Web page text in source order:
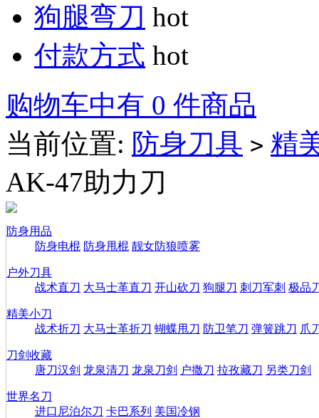
狗腿弯刀 hot
付款方式 hot
购物车中有 0 件商品
当前位置: 防身刀具 > 精
AK-47助力刀
防身用品
防身电棍 防身甩棍 靓女防狼喷雾
户外刀具
战术直刀 大马士革直刀 开山砍刀 狗腿刀 刺刀军刺 极品
精美小刀
战术折刀 大马士革折刀 蝴蝶甩刀 防卫笔刀 弹簧跳刀 爪
刀剑收藏
唐刀汉剑 龙泉清刀 龙泉刀剑 户撒刀 拉孜藏刀 另类刀剑
世界名刀
进口尼泊尔刀 卡巴系列 美国冷钢